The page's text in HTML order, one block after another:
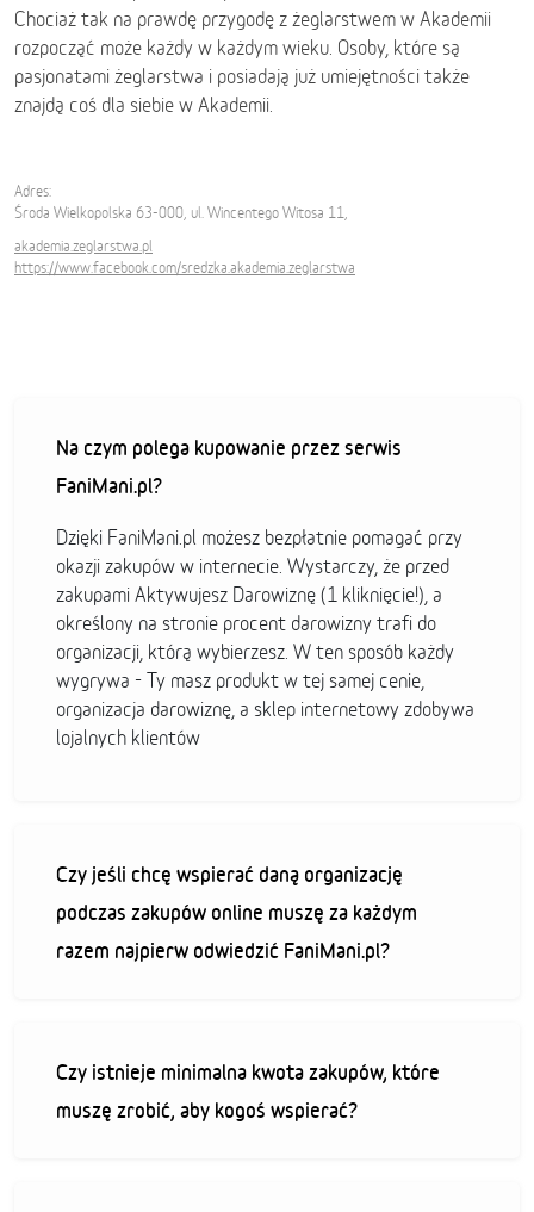
Chociaż tak na prawdę przygodę z żeglarstwem w Akademii
rozpocząć może każdy w każdym wieku. Osoby, które są
pasjonatami żeglarstwa i posiadają już umiejętności także
znajdą coś dla siebie w Akademii.
Adres:
Środa Wielkopolska 63-000, ul. Wincentego Witosa 11,
akademia.zeglarstwa.pl
https://www.facebook.com/sredzka.akademia.zeglarstwa
Na czym polega kupowanie przez serwis
FaniMani.pl?
Dzięki FaniMani.pl możesz bezpłatnie pomagać przy
okazji zakupów w internecie. Wystarczy, że przed
zakupami Aktywujesz Darowiznę (1 kliknięcie!), a
określony na stronie procent darowizny trafi do
organizacji, którą wybierzesz. W ten sposób każdy
wygrywa - Ty masz produkt w tej samej cenie,
organizacja darowiznę, a sklep internetowy zdobywa
lojalnych klientów
Czy jeśli chcę wspierać daną organizację
podczas zakupów online muszę za każdym
razem najpierw odwiedzić FaniMani.pl?
Czy istnieje minimalna kwota zakupów, które
muszę zrobić, aby kogoś wspierać?